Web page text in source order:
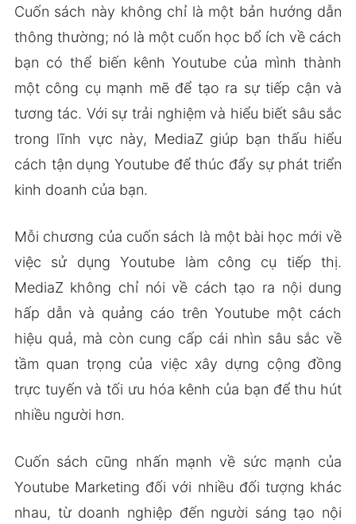
Cuốn sách này không chỉ là một bản hướng dẫn
thông thường; nó là một cuốn học bổ ích về cách
bạn có thể biến kênh Youtube của mình thành
một công cụ mạnh mẽ để tạo ra sự tiếp cận và
tương tác. Với sự trải nghiệm và hiểu biết sâu sắc
trong lĩnh vực này, MediaZ giúp bạn thấu hiểu
cách tận dụng Youtube để thúc đẩy sự phát triển
kinh doanh của bạn.
Mỗi chương của cuốn sách là một bài học mới về
việc sử dụng Youtube làm công cụ tiếp thị.
MediaZ không chỉ nói về cách tạo ra nội dung
hấp dẫn và quảng cáo trên Youtube một cách
hiệu quả, mà còn cung cấp cái nhìn sâu sắc về
tầm quan trọng của việc xây dựng cộng đồng
trực tuyến và tối ưu hóa kênh của bạn để thu hút
nhiều người hơn.
Cuốn sách cũng nhấn mạnh về sức mạnh của
Youtube Marketing đối với nhiều đối tượng khác
nhau, từ doanh nghiệp đến người sáng tạo nội